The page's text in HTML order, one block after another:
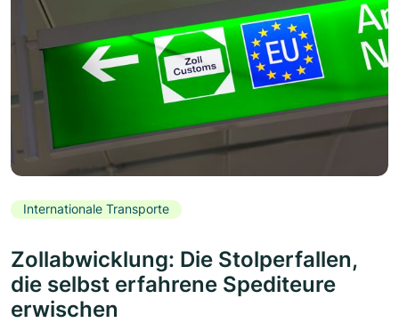
Internationale Transporte
Zollabwicklung: Die Stolperfallen,
die selbst erfahrene Spediteure
erwischen